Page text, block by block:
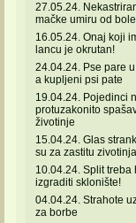
27.05.24.
mačke umiru od
16.05.24. Onaj koji
lancu je okrutan!
24.04.24. Pse pare
a kupljeni psi pate
19.04.24. Pojedinci
protuzakonito
životinje
15.04.24. Glas
su za zastitu zivotinja
10.04.24. Split treba
izgraditi sklonište!
04.04.24. Strahote
za borbe